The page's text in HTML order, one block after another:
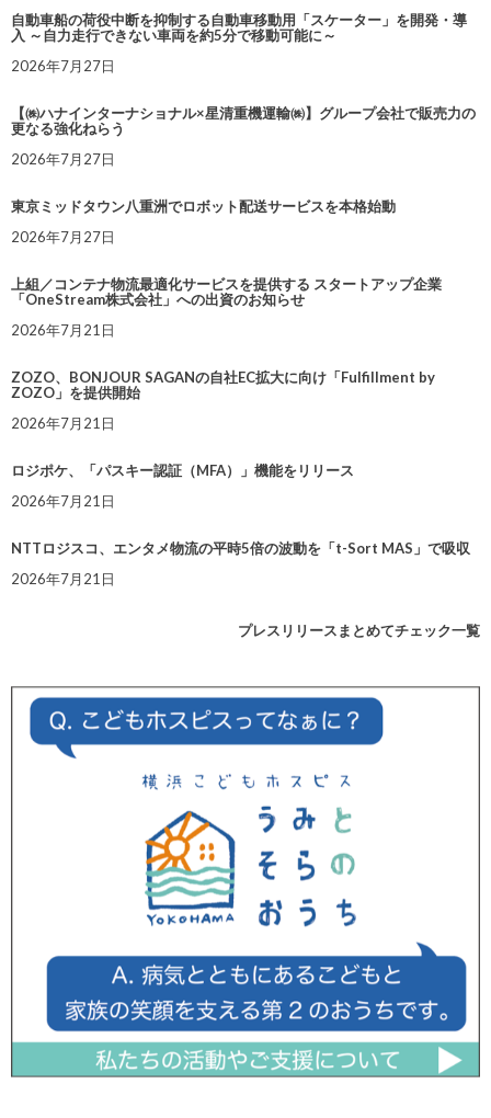
自動車船の荷役中断を抑制する自動車移動用「スケーター」を開発・導
入 ～自力走行できない車両を約5分で移動可能に～
2026年7月27日
【㈱ハナインターナショナル×星清重機運輸㈱】グループ会社で販売力の
更なる強化ねらう
2026年7月27日
東京ミッドタウン八重洲でロボット配送サービスを本格始動
2026年7月27日
上組／コンテナ物流最適化サービスを提供する スタートアップ企業
「OneStream株式会社」への出資のお知らせ
2026年7月21日
ZOZO、BONJOUR SAGANの自社EC拡大に向け「Fulfillment by
ZOZO」を提供開始
2026年7月21日
ロジポケ、「パスキー認証（MFA）」機能をリリース
2026年7月21日
NTTロジスコ、エンタメ物流の平時5倍の波動を「t-Sort MAS」で吸収
2026年7月21日
プレスリリースまとめてチェック一覧